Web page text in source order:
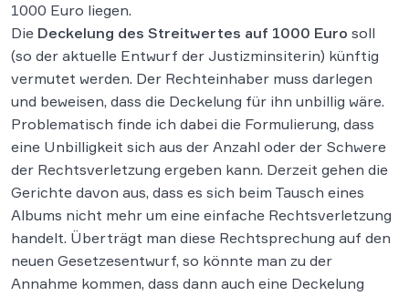
1000 Euro liegen.
Die Deckelung des Streitwertes auf 1000 Euro soll
(so der aktuelle Entwurf der Justizminsiterin) künftig
vermutet werden. Der Rechteinhaber muss darlegen
und beweisen, dass die Deckelung für ihn unbillig wäre.
Problematisch finde ich dabei die Formulierung, dass
eine Unbilligkeit sich aus der Anzahl oder der Schwere
der Rechtsverletzung ergeben kann. Derzeit gehen die
Gerichte davon aus, dass es sich beim Tausch eines
Albums nicht mehr um eine einfache Rechtsverletzung
handelt. Überträgt man diese Rechtsprechung auf den
neuen Gesetzesentwurf, so könnte man zu der
Annahme kommen, dass dann auch eine Deckelung